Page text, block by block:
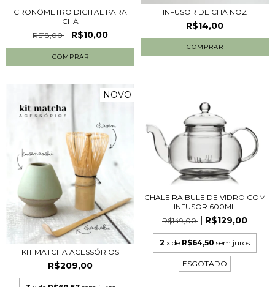
CRONÔMETRO DIGITAL PARA
CHÁ
R$18,00
R$10,00
COMPRAR
INFUSOR DE CHÁ NOZ
R$14,00
NOVO
KIT MATCHA ACESSÓRIOS
R$209,00
CHALEIRA BULE DE VIDRO COM
INFUSOR 600ML
R$149,00
R$129,00
2 x de R$64,50 sem juros
ESGOTADO